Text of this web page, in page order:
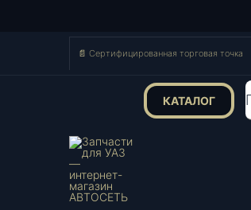
📄 Сертифицированная торговая точка
КАТАЛОГ